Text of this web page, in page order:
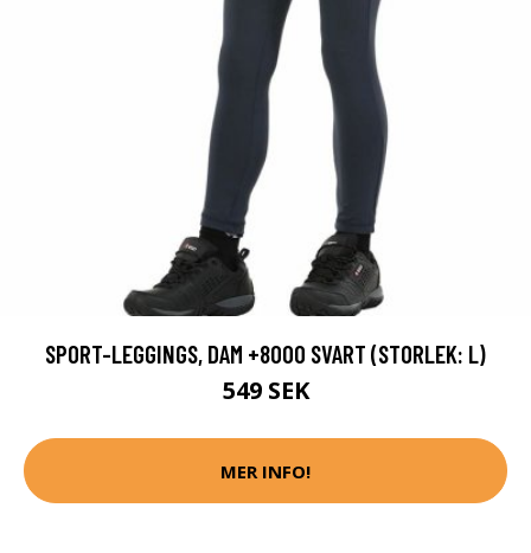
SPORT-LEGGINGS, DAM +8000 SVART (STORLEK: L)
549 SEK
MER INFO!